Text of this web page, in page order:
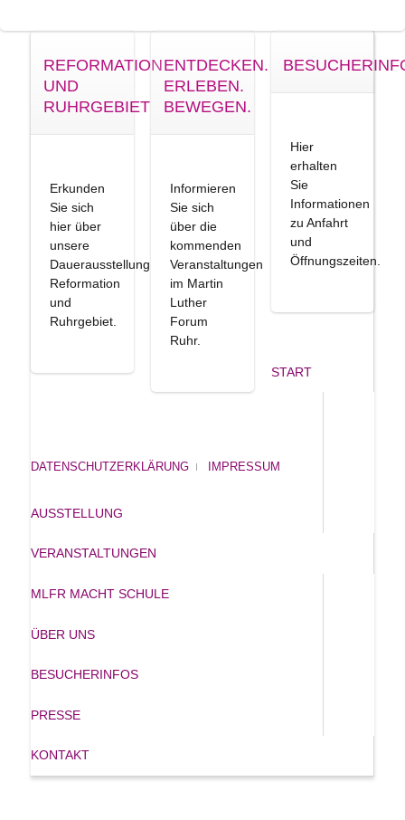
REFORMATION
UND
RUHRGEBIET
Erkunden
Sie sich
hier über
unsere
Dauerausstellung
Reformation
und
Ruhrgebiet.
ENTDECKEN.
ERLEBEN.
BEWEGEN.
Informieren
Sie sich
über die
kommenden
Veranstaltungen
im Martin
Luther
Forum
Ruhr.
Hier
erhalten
Sie
Informationen
zu Anfahrt
und
Öffnungszeiten.
DATENSCHUTZERKLÄRUNG IMPRESSUM
START
AUSSTELLUNG
VERANSTALTUNGEN
MLFR MACHT SCHULE
ÜBER UNS
BESUCHERINFOS
PRESSE
KONTAKT